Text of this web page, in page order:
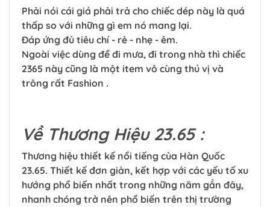
Phải nói cái giá phải trả cho chiếc dép này là quá
thấp so với những gì em nó mang lại.
Đáp ứng đủ tiêu chí - rẻ - nhẹ - êm.
Ngoài việc dùng để đi mưa, đi trong nhà thì chiếc
2365 này cũng là một item vô cùng thú vị và
trông rất Fashion .
Về Thương Hiệu 23.65 :
Thương hiệu thiết kế nổi tiếng của Hàn Quốc
23.65. Thiết kế đơn giản, kết hợp với các yếu tố xu
hướng phổ biến nhất trong những năm gần đây,
nhanh chóng trở nên phổ biến trên thị trường